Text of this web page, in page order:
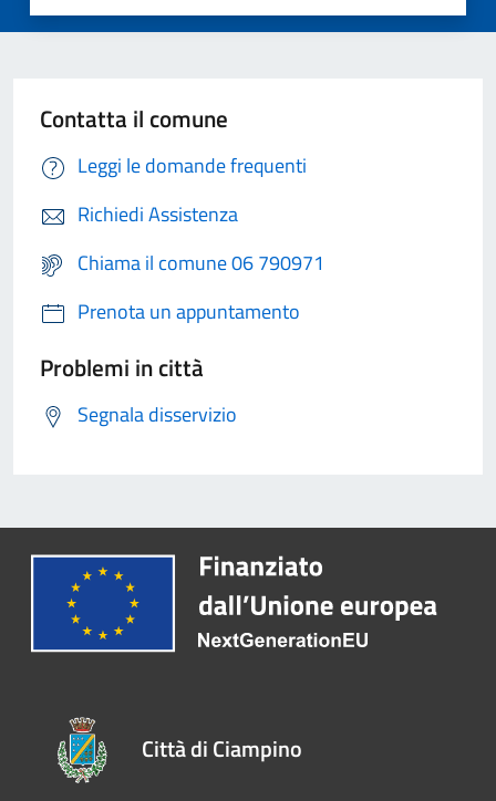
Contatta il comune
Leggi le domande frequenti
Richiedi Assistenza
Chiama il comune 06 790971
Prenota un appuntamento
Problemi in città
Segnala disservizio
Città di Ciampino